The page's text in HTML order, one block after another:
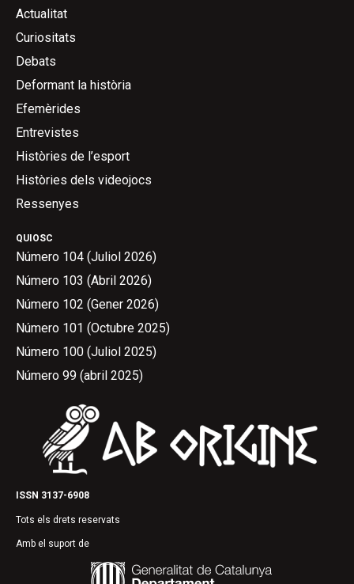
ISSN 3137-6908
Tots els drets reservats
Amb el suport de
QUIOSC
Número 104 (Juliol 2026)
Número 103 (Abril 2026)
Número 102 (Gener 2026)
Número 101 (Octubre 2025)
Número 100 (Juliol 2025)
Número 99 (abril 2025)
Actualitat
Curiositats
Debats
Deformant la història
Efemèrides
Entrevistes
Històries de l’esport
Històries dels videojocs
Ressenyes